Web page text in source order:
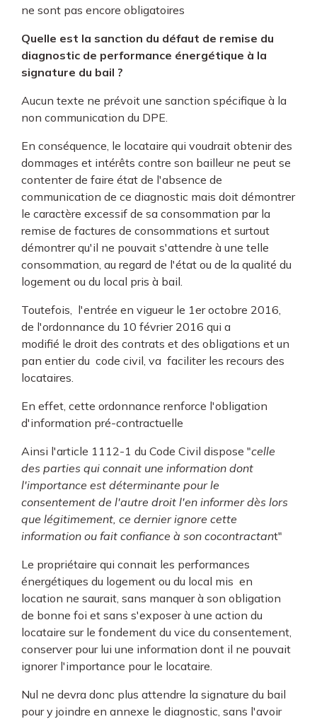
ne sont pas encore obligatoires
Quelle est la sanction du défaut de remise du
diagnostic de performance énergétique à la
signature du bail ?
Aucun texte ne prévoit une sanction spécifique à la
non communication du DPE.
En conséquence, le locataire qui voudrait obtenir des
dommages et intérêts contre son bailleur ne peut se
contenter de faire état de l'absence de
communication de ce diagnostic mais doit démontrer
le caractère excessif de sa consommation par la
remise de factures de consommations et surtout
démontrer qu'il ne pouvait s'attendre à une telle
consommation, au regard de l'état ou de la qualité du
logement ou du local pris à bail.
Toutefois, l'entrée en vigueur le 1er octobre 2016,
de l'ordonnance du 10 février 2016 qui a
modifié le droit des contrats et des obligations et un
pan entier du code civil, va faciliter les recours des
locataires.
En effet, cette ordonnance renforce l'obligation
d'information pré-contractuelle
Ainsi l'article 1112-1 du Code Civil dispose "celle
des parties qui connait une information dont
l'importance est déterminante pour le
consentement de l'autre droit l'en informer dès lors
que légitimement, ce dernier ignore cette
information ou fait confiance à son cocontractant"
Le propriétaire qui connait les performances
énergétiques du logement ou du local mis en
location ne saurait, sans manquer à son obligation
de bonne foi et sans s'exposer à une action du
locataire sur le fondement du vice du consentement,
conserver pour lui une information dont il ne pouvait
ignorer l'importance pour le locataire.
Nul ne devra donc plus attendre la signature du bail
pour y joindre en annexe le diagnostic, sans l'avoir